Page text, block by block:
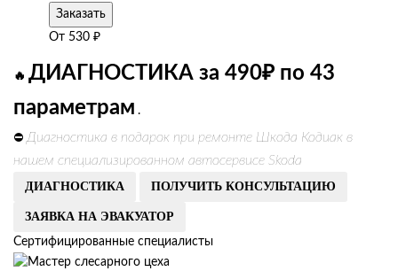
Заказать
От 530 ₽
🔥 ДИАГНОСТИКА за 490₽ по 43
параметрам .
⛔ Диагностика в подарок при ремонте Шкода Кодиак в
нашем специализированном автосервисе Skoda
ДИАГНОСТИКА ПОЛУЧИТЬ КОНСУЛЬТАЦИЮ
ЗАЯВКА НА ЭВАКУАТОР
Сертифицированные специалисты